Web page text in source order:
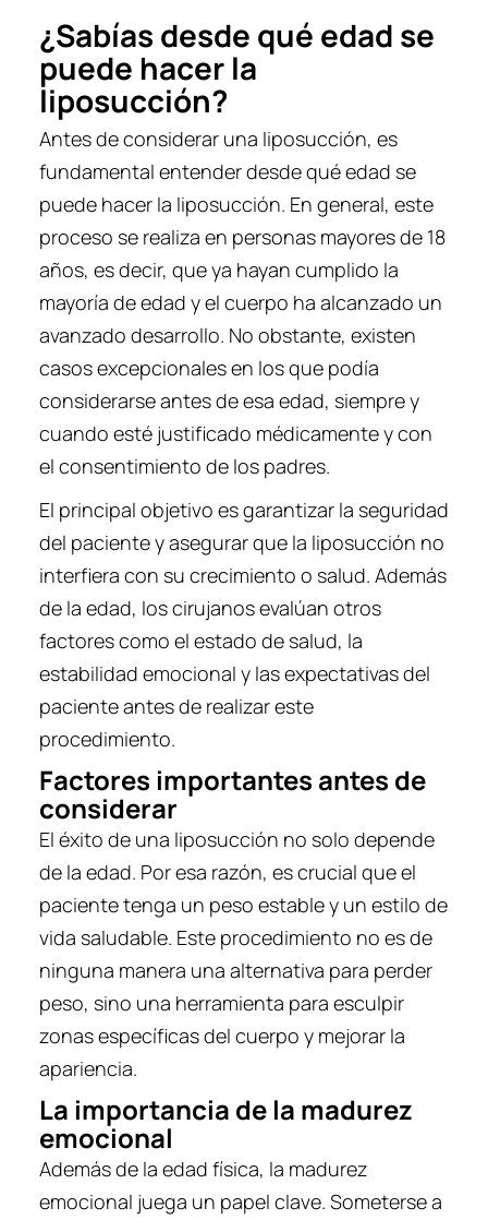
¿Sabías desde qué edad se
puede hacer la
liposucción?
Antes de considerar una liposucción, es
fundamental entender desde qué edad se
puede hacer la liposucción. En general, este
proceso se realiza en personas mayores de 18
años, es decir, que ya hayan cumplido la
mayoría de edad y el cuerpo ha alcanzado un
avanzado desarrollo. No obstante, existen
casos excepcionales en los que podía
considerarse antes de esa edad, siempre y
cuando esté justificado médicamente y con
el consentimiento de los padres.
El principal objetivo es garantizar la seguridad
del paciente y asegurar que la liposucción no
interfiera con su crecimiento o salud. Además
de la edad, los cirujanos evalúan otros
factores como el estado de salud, la
estabilidad emocional y las expectativas del
paciente antes de realizar este
procedimiento.
Factores importantes antes de
considerar
El éxito de una liposucción no solo depende
de la edad. Por esa razón, es crucial que el
paciente tenga un peso estable y un estilo de
vida saludable. Este procedimiento no es de
ninguna manera una alternativa para perder
peso, sino una herramienta para esculpir
zonas específicas del cuerpo y mejorar la
apariencia.
La importancia de la madurez
emocional
Además de la edad física, la madurez
emocional juega un papel clave. Someterse a